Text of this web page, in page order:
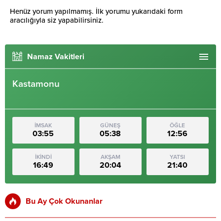
Henüz yorum yapılmamış. İlk yorumu yukarıdaki form
aracılığıyla siz yapabilirsiniz.
Namaz Vakitleri
Kastamonu
İMSAK
03:55
GÜNEŞ
05:38
ÖĞLE
12:56
İKİNDİ
16:49
AKŞAM
20:04
YATSI
21:40
Bu Ay Çok Okunanlar